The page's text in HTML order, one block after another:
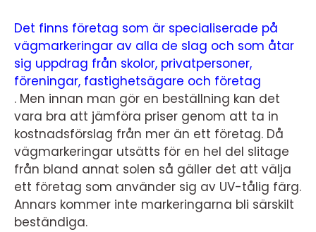
Det finns företag som är specialiserade på
vägmarkeringar av alla de slag och som åtar
sig uppdrag från skolor, privatpersoner,
föreningar, fastighetsägare och företag
. Men innan man gör en beställning kan det
vara bra att jämföra priser genom att ta in
kostnadsförslag från mer än ett företag. Då
vägmarkeringar utsätts för en hel del slitage
från bland annat solen så gäller det att välja
ett företag som använder sig av UV-tålig färg.
Annars kommer inte markeringarna bli särskilt
beständiga.